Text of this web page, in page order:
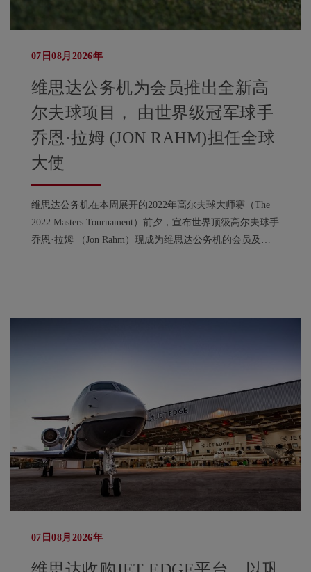
07日08月2026年
维思达公务机为会员推出全新高
尔夫球项目， 由世界级冠军球手
乔恩·拉姆 (JON RAHM)担任全球
大使
维思达公务机在本周展开的2022年高尔夫球大师赛（The
2022 Masters Tournament）前夕，宣布世界顶级高尔夫球手
乔恩·拉姆 （Jon Rahm）现成为维思达公务机的会员及担
07日08月2026年